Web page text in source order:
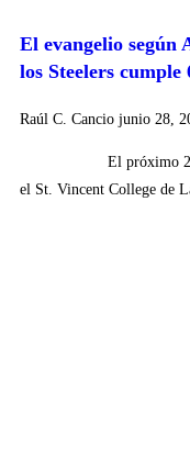
El evangelio
los Steelers cumple
Raúl C. Cancio junio 28,
El próximo 28 de
el St. Vincent College de